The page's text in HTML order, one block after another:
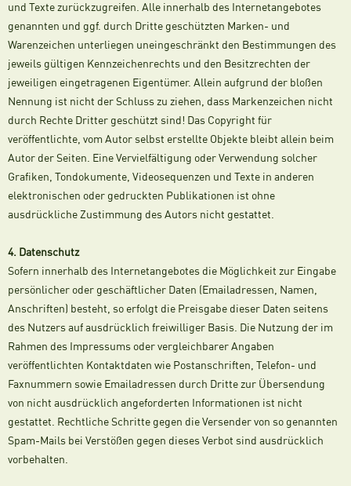
und Texte zurückzugreifen. Alle innerhalb des Internetangebotes
genannten und ggf. durch Dritte geschützten Marken- und
Warenzeichen unterliegen uneingeschränkt den Bestimmungen des
jeweils gültigen Kennzeichenrechts und den Besitzrechten der
jeweiligen eingetragenen Eigentümer. Allein aufgrund der bloßen
Nennung ist nicht der Schluss zu ziehen, dass Markenzeichen nicht
durch Rechte Dritter geschützt sind! Das Copyright für
veröffentlichte, vom Autor selbst erstellte Objekte bleibt allein beim
Autor der Seiten. Eine Vervielfältigung oder Verwendung solcher
Grafiken, Tondokumente, Videosequenzen und Texte in anderen
elektronischen oder gedruckten Publikationen ist ohne
ausdrückliche Zustimmung des Autors nicht gestattet.
4. Datenschutz
Sofern innerhalb des Internetangebotes die Möglichkeit zur Eingabe
persönlicher oder geschäftlicher Daten (Emailadressen, Namen,
Anschriften) besteht, so erfolgt die Preisgabe dieser Daten seitens
des Nutzers auf ausdrücklich freiwilliger Basis. Die Nutzung der im
Rahmen des Impressums oder vergleichbarer Angaben
veröffentlichten Kontaktdaten wie Postanschriften, Telefon- und
Faxnummern sowie Emailadressen durch Dritte zur Übersendung
von nicht ausdrücklich angeforderten Informationen ist nicht
gestattet. Rechtliche Schritte gegen die Versender von so genannten
Spam-Mails bei Verstößen gegen dieses Verbot sind ausdrücklich
vorbehalten.